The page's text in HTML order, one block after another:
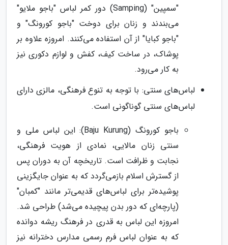
"سمپین" (Samping) دور کمر لباس "باجو ملایو"
می‌بندند و زنان برای دوخت "باجو کورونگ" و
"باجو کبایا" از آن استفاده می‌کنند. امروزه علاوه بر
پوشاک، در ساخت کیف، کفش و لوازم دکوری نیز
به کار می‌رود.
لباس‌های سنتی: با توجه به تنوع فرهنگی، مالزی دارای
لباس‌های سنتی گوناگونی است.
باجو کورونگ (Baju Kurung): این لباس ملی و
سنتی زنان مالایی، نمادی از هویت فرهنگی،
نجابت و ظرافت است. تاریخچه آن به دوران پس
از گسترش اسلام بازمی‌گردد که به عنوان جایگزینی
پوشیده‌تر برای لباس‌های قدیمی‌تر مانند "کمبان"
(پارچه‌ای که دور بدن پیچیده می‌شد) طراحی شد.
امروزه این لباس به قدری در فرهنگ ریشه دوانده
که به عنوان لباس فرم رسمی مدارس دخترانه نیز